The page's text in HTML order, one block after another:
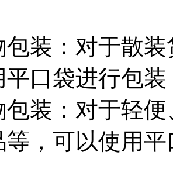
包装：对于散
平口袋进行包
包装：对于轻
等，可以使用